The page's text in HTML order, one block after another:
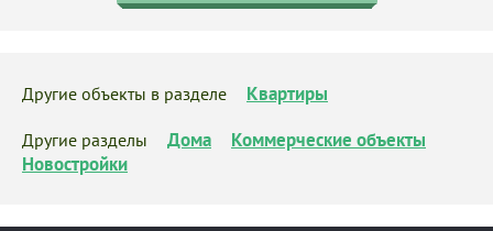
Другие объекты в разделе Квартиры
Другие разделы Дома
Коммерческие объекты
Новостройки